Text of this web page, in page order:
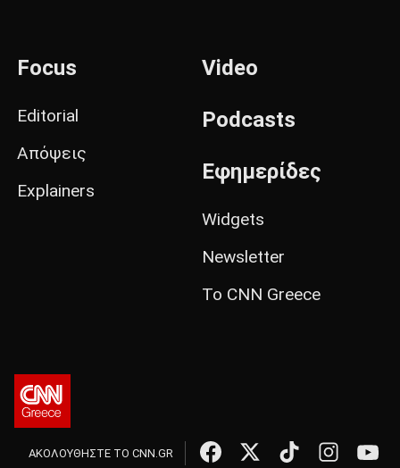
Focus
Editorial
Απόψεις
Explainers
Video
Podcasts
Εφημερίδες
Widgets
Newsletter
Το CNN Greece
ΑΚΟΛΟΥΘΗΣΤΕ ΤΟ CNN.GR